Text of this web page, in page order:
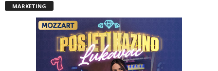
MARKETING